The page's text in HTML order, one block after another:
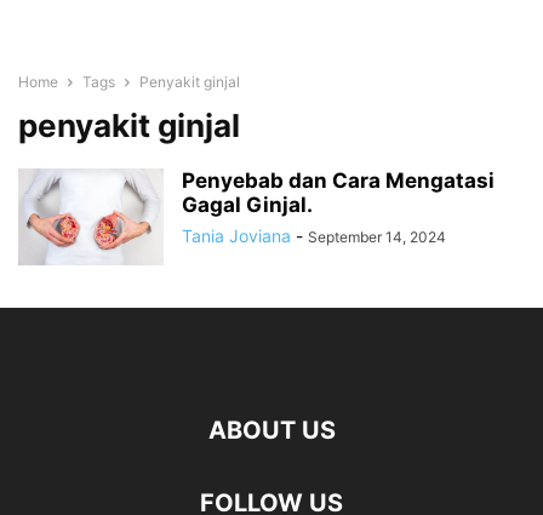
Home Tags Penyakit ginjal
penyakit ginjal
Penyebab dan Cara Mengatasi
Gagal Ginjal.
Tania Joviana - September 14, 2024
ABOUT US
FOLLOW US